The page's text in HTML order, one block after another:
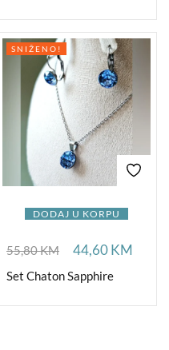
DODAJ U KORPU
SNIŽENO!
55,80KM 44,60KM
Set Chaton Sapphire